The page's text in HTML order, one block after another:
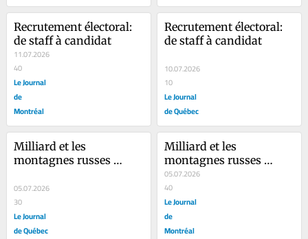
Recrutement électoral:
de staff à candidat
11.07.2026
40
Le Journal
de
Montréal
Recrutement électoral:
de staff à candidat
10.07.2026
10
Le Journal
de Québec
Milliard et les
montagnes russes
05.07.2026
30
Le Journal
de Québec
Milliard et les
montagnes russes
libérales
05.07.2026
40
Le Journal
de
Montréal